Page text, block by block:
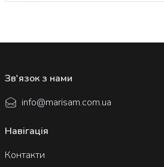
Навігація
Контакти
Зв'язок з нами
info@marisam.com.ua